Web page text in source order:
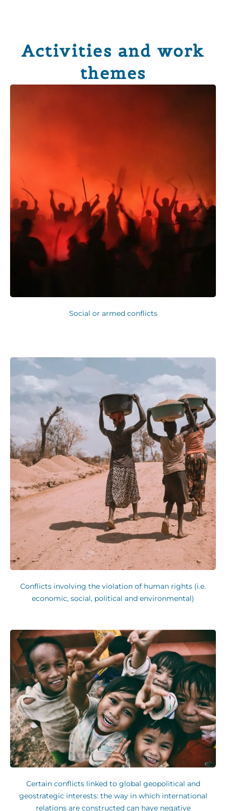
Activities and work
themes
Social or armed conflicts
Conflicts involving the violation of human rights (i.e.
economic, social, political and environmental)
Certain conflicts linked to global geopolitical and
geostrategic interests: the way in which international
relations are constructed can have negative